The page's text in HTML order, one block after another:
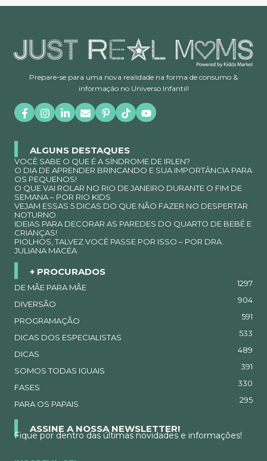
Prepare-se para uma nova realidade na forma de consumo &
informação no Universo Infantil!
ALGUNS DESTAQUES
VOCÊ SABE O QUE É A SÍNDROME DE IRLEN?
O DIA DE APRENDER BRINCANDO E SUA IMPORTÂNCIA PARA
OS PEQUENOS!
O QUE VAI ROLAR NO RIO DE JANEIRO DURANTE O FIM DE
SEMANA – POR RIO KIDS
VEJAM ESSAS 5 DICAS DO QUE NÃO FAZER NO DESPERTAR
NOTURNO
IDEIAS PARA DECORAR AS PAREDES DO QUARTO DE BEBÊ E
CRIANÇAS!
PIOLHOS, TALVEZ VOCÊ PASSE POR ISSO – POR DRA.
JULIANA MACÉA
+ PROCURADOS
DE MÃE PARA MÃE 1297
DIVERSÃO 904
PROGRAMAÇÃO 591
DICAS DOS ESPECIALISTAS 533
DICAS 489
SOMOS TODAS IGUAIS 391
FASES 330
PARA OS PAPAIS 295
ASSINE A NOSSA NEWSLETTER!
Fique por dentro das últimas novidades e informações!